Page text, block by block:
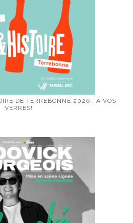
DE TERREBONNE 2026 : À VOS
VERRES!